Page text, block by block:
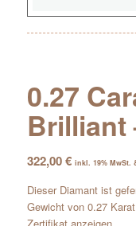
0.27
Brilliant
322,00€ inkl. 19% MwSt.
Dieser Diamant ist
Gewicht von 0.27